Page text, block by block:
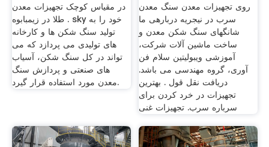
در مقیاس کوچک تجهیزات معدن
طلا در زیمبابوه . sky خود را به
تولید سنگ شکن ها و کارخانه
های تولیدی می پردازد که می
تواند در کل سنگ شکن، آسیاب
های صنعتی و پردازش سنگ
معدن مورد استفاده قرار گیرد.
روی تجهیزات معدن سنگ معدن
سرب در نیجریه دربارهی ما
شانگهای سنگ شکن معدن و
ساخت ماشین آلات شرکت،
آموزشی ویبولیتین سلام فن
آوری، گروه مهندسی می باشد.
دریافت نقل قول . بهترین
تجهیزات در خرد کردن برای
سرباره سرب. تجهیزات غنی